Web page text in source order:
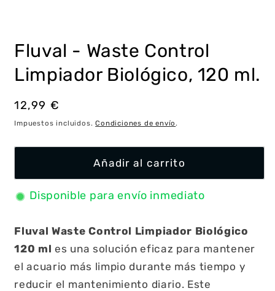
1
en
una
ventana
Fluval - Waste Control
Limpiador Biológico, 120 ml.
Precio
habitual
12,99 €
Impuestos incluidos.Condiciones de envío.
Añadir al carrito
Disponible para envío inmediato
Fluval Waste Control Limpiador Biológico
120 ml es una solución eficaz para mantener
el acuario más limpio durante más tiempo y
reducir el mantenimiento diario. Este